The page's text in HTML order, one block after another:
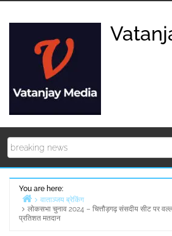
You are here:
Home
वाताञ्जय ब्रेकिंग
लोकसभा चुनाव 2024 – चित्तौड़गढ़ संसदीय सीट पर
प्रतिशत मतदान